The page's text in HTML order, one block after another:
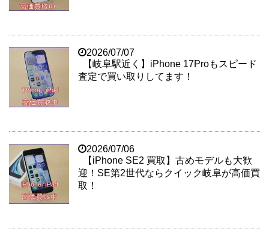
2026/07/07
【岐阜駅近く】iPhone 17Proもスピード
査定で買い取りしてます！
2026/07/06
【iPhone SE2 買取】古めモデルも大歓
迎！SE第2世代ならクイック岐阜が高価買
取！